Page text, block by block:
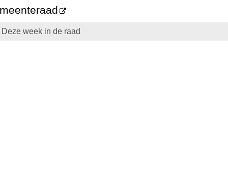
Deze week in de raad